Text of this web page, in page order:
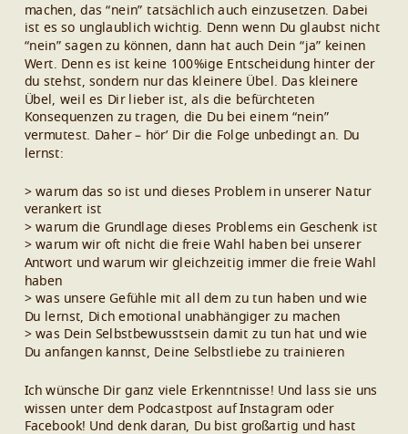
machen, das “nein” tatsächlich auch einzusetzen. Dabei
ist es so unglaublich wichtig. Denn wenn Du glaubst nicht
“nein” sagen zu können, dann hat auch Dein “ja” keinen
Wert. Denn es ist keine 100%ige Entscheidung hinter der
du stehst, sondern nur das kleinere Übel. Das kleinere
Übel, weil es Dir lieber ist, als die befürchteten
Konsequenzen zu tragen, die Du bei einem “nein”
vermutest. Daher – hör’ Dir die Folge unbedingt an. Du
lernst:
> warum das so ist und dieses Problem in unserer Natur
verankert ist
> warum die Grundlage dieses Problems ein Geschenk ist
> warum wir oft nicht die freie Wahl haben bei unserer
Antwort und warum wir gleichzeitig immer die freie Wahl
haben
> was unsere Gefühle mit all dem zu tun haben und wie
Du lernst, Dich emotional unabhängiger zu machen
> was Dein Selbstbewusstsein damit zu tun hat und wie
Du anfangen kannst, Deine Selbstliebe zu trainieren
Ich wünsche Dir ganz viele Erkenntnisse! Und lass sie uns
wissen unter dem Podcastpost auf Instagram oder
Facebook! Und denk daran, Du bist großartig und hast